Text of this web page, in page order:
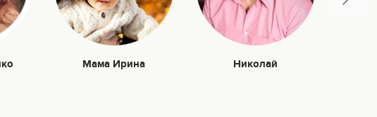
Мама Ирина Николай